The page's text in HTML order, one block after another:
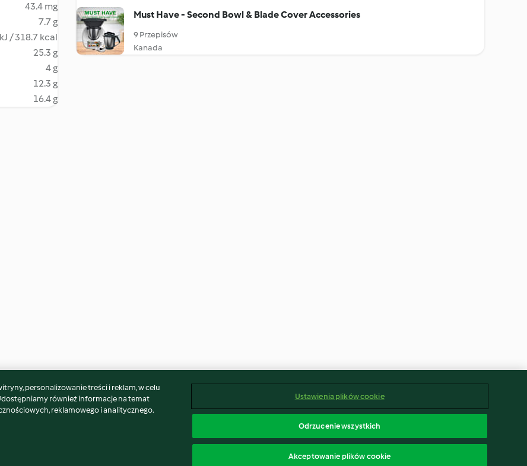
43.4 mg
7.7 g
/ 318.7 kcal
25.3 g
4 g
12.3 g
16.4 g
Must Have - Second Bowl & Blade Cover Accessories
9 Przepisów
Kanada
personalizowanie treści i reklam, w celu
również informacje na temat
reklamowego i analitycznego.
Ustawienia plików cookie
Odrzucenie wszystkich
Akceptowanie plików cookie